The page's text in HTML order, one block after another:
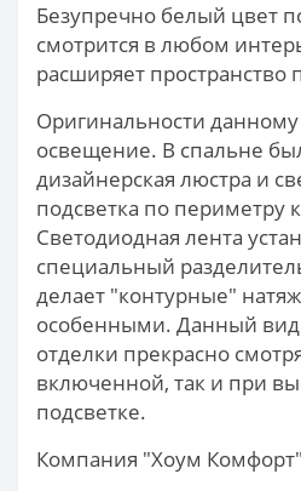
Безупречно белый цвет
смотрится в любом
расширяет
Оригинальности
освещение. В спальне
дизайнерская люстра и
подсветка по периметру
Светодиодная лента
специальный
делает "контурные"
особенными. Данный
отделки прекрасно
включенной, так и при
подсветке.
Компания "Хоум